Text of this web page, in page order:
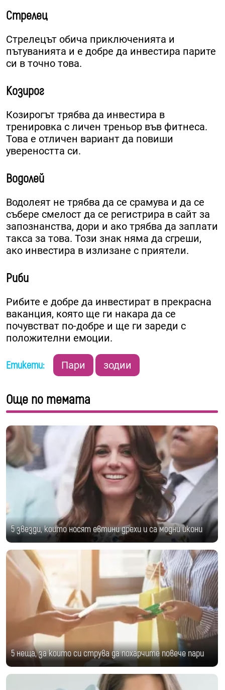
Стрелец
Стрелецът обича приключенията и
пътуванията и е добре да инвестира парите
си в точно това.
Козирог
Козирогът трябва да инвестира в
тренировка с личен треньор във фитнеса.
Това е отличен вариант да повиши
увереността си.
Водолей
Водолеят не трябва да се срамува и да се
събере смелост да се регистрира в сайт за
запознанства, дори и ако трябва да заплати
такса за това. Този знак няма да сгреши,
ако инвестира в излизане с приятели.
Риби
Рибите е добре да инвестират в прекрасна
ваканция, която ще ги накара да се
почувстват по-добре и ще ги зареди с
положителни емоции.
Етикети: Пари зодии
Още по темата
5 звезди, които носят евтини дрехи и са модни икони
5 неща, за които си струва да похарчите повече пари